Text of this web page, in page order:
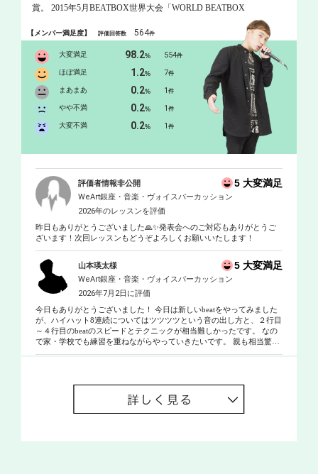
賞。 2015年5月BEATBOX世界大会「WORLD BEATBOX
CHAMPIONSIP 2015」に日本代表として出場。 現在は様々なアー
ティストやパフォーマーとコラボレーションをしてBEATBOXの可
能性を追求している。 その他、TV、RADIO、メディアにて出演
中。
【メンバー満足度】評価回答数 564件
大変満足 98.2% 554件
ほぼ満足 1.2% 7件
まあまあ 0.2% 1件
やや不満 0.2% 1件
大変不満 0.2% 1件
評価者情報非公開 5 大変満足
WeArt銀座・音楽・ヴォイスパーカッション
2026年のレッスンを評価
昨日もありがとうございました🙏✨発表会へのご対応もありがとうご
ざいます！次回レッスンもどうぞよろしくお願いいたします！
山本瑛太様 5 大変満足
WeArt銀座・音楽・ヴォイスパーカッション
2026年7月2日に評価
今日もありがとうございました！ 今日は新しいbeatをやってみました
が、ハイハット8連続についてはツツツツという音の出し方と、２行目
～４行目のbeatのスピードとテクニックが相当難しかったです。 なの
で家・学校でも練習を重ねながらやっていきたいです。 親も相当驚い